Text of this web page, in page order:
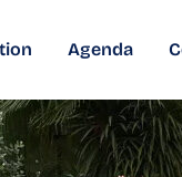
Agenda